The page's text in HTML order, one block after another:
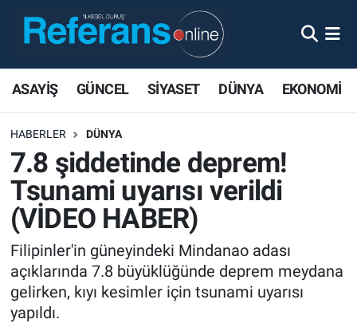
ASAYİŞ GÜNCEL SİYASET DÜNYA EKONOMİ
HABERLER DÜNYA
7.8 şiddetinde deprem!
Tsunami uyarısı verildi
(VİDEO HABER)
Filipinler'in güneyindeki Mindanao adası
açıklarında 7.8 büyüklüğünde deprem meydana
gelirken, kıyı kesimler için tsunami uyarısı
yapıldı.